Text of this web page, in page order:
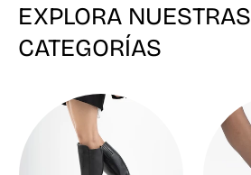
EXPLORA NUESTRAS
CATEGORÍAS